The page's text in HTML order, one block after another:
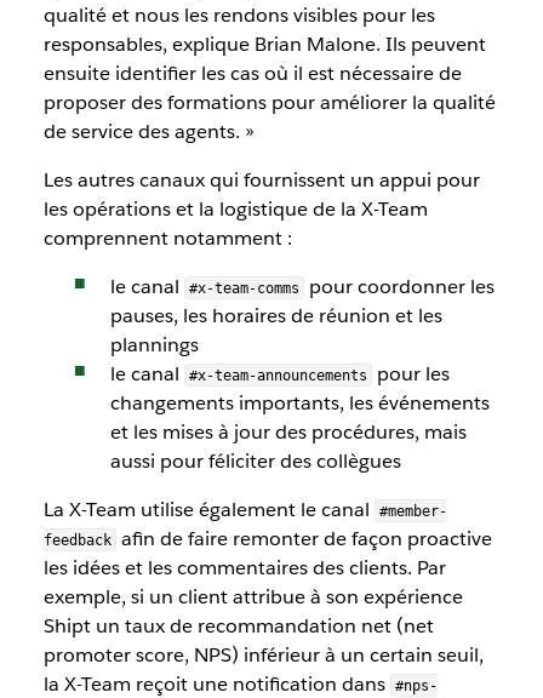
qualité et nous les rendons visibles pour les
responsables, explique Brian Malone. Ils peuvent
ensuite identifier les cas où il est nécessaire de
proposer des formations pour améliorer la qualité
de service des agents. »
Les autres canaux qui fournissent un appui pour
les opérations et la logistique de la X-Team
comprennent notamment :
le canal
#x-team-comms
pour coordonner les
pauses, les horaires de réunion et les
plannings
le canal
#x-team-announcements
pour les
changements importants, les événements
et les mises à jour des procédures, mais
aussi pour féliciter des collègues
La X-Team utilise également le canal
#member-
feedback afin de faire remonter de façon proactive
les idées et les commentaires des clients. Par
exemple, si un client attribue à son expérience
Shipt un taux de recommandation net (net
promoter score, NPS) inférieur à un certain seuil,
la X-Team reçoit une notification dans #nps-